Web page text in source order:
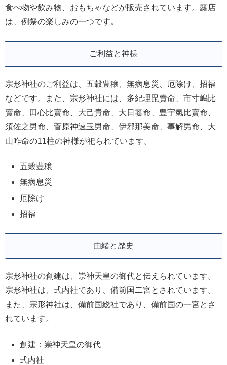
食べ物や飲み物、おもちゃなどが販売されています。露店
は、例祭の楽しみの一つです。
ご利益と神様
宗形神社のご利益は、五穀豊穣、無病息災、厄除け、招福
などです。また、宗形神社には、多紀理毘賣命、市寸嶋比
賣命、田心比賣命、大己貴命、大日霎命、豊宇氣比賣命、
須佐之男命、菅原神速玉男命、伊邪那美命、事解男命、大
山咋命の11柱の神様が祀られています。
五穀豊穣
無病息災
厄除け
招福
由緒と歴史
宗形神社の創建は、崇神天皇の御代と伝えられています。
宗形神社は、式内社であり、備前国二宮とされています。
また、宗形神社は、備前国総社であり、備前国の一宮とさ
れています。
創建：崇神天皇の御代
式内社